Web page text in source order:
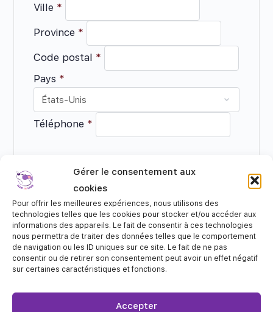
Gérer le consentement aux
cookies
Pour offrir les meilleures expériences, nous utilisons des
technologies telles que les cookies pour stocker et/ou accéder aux
informations des appareils. Le fait de consentir à ces technologies
nous permettra de traiter des données telles que le comportement
de navigation ou les ID uniques sur ce site. Le fait de ne pas
consentir ou de retirer son consentement peut avoir un effet négatif
sur certaines caractéristiques et fonctions.
Accepter
Ville *
Province *
Code postal *
Pays *
Téléphone *
Information de paiement
Numéro de la carte
date d'expiration